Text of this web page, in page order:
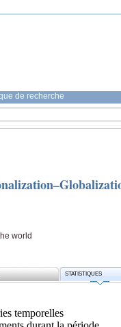
de recherche
world
STATISTIQUES